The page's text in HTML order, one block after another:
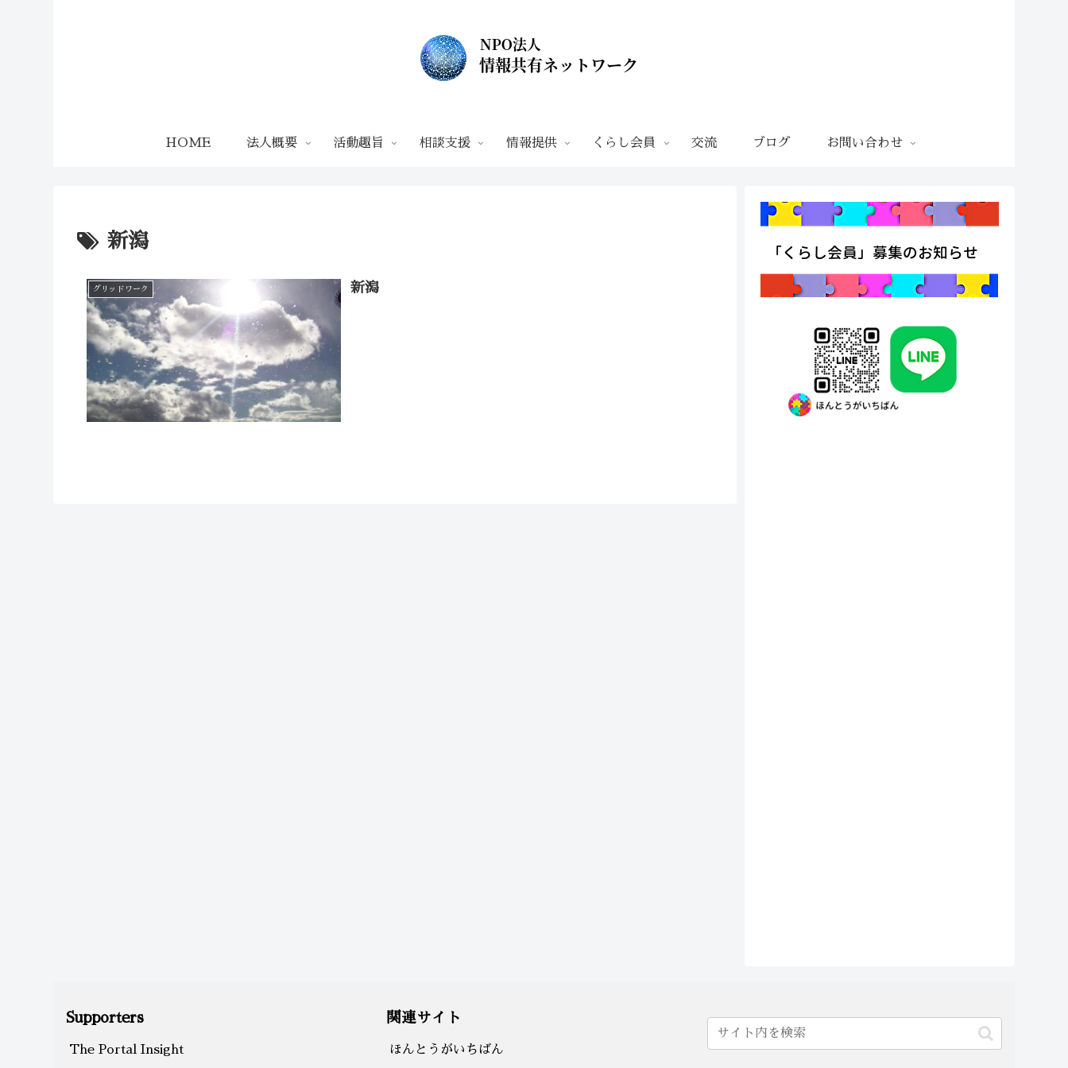
HOME 法人概要 活動趣旨 相談支援 情報提供 くらし会員 交流 ブログ お問い合わせ
新潟
グリッドワーク 新潟
Supporters
The Portal Insight
関連サイト
ほんとうがいちばん